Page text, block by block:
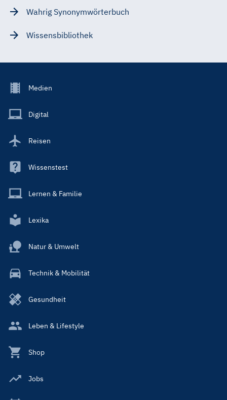
Wahrig Synonymwörterbuch
Wissensbibliothek
Footer
Main
Medien
Digital
Reisen
Wissenstest
Lernen & Familie
Lexika
Natur & Umwelt
Technik & Mobilität
Gesundheit
Leben & Lifestyle
Shop
Jobs